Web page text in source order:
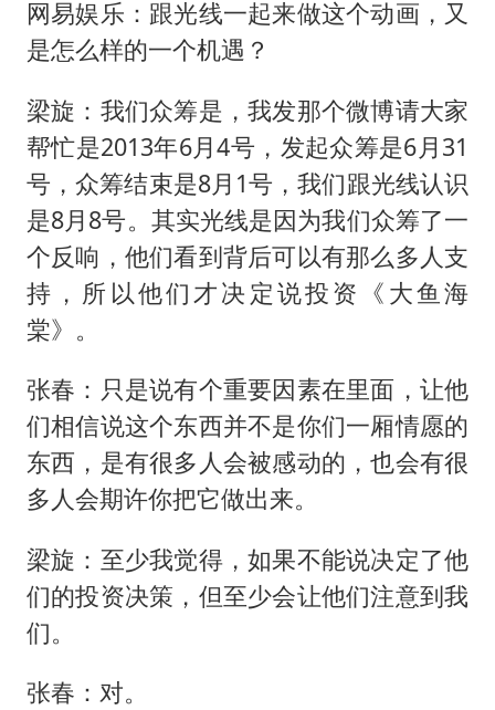
网易娱乐：跟光线一起来做这个动画，又
是怎么样的一个机遇？
梁旋：我们众筹是，我发那个微博请大家
帮忙是2013年6月4号，发起众筹是6月31
号，众筹结束是8月1号，我们跟光线认识
是8月8号。其实光线是因为我们众筹了一
个反响，他们看到背后可以有那么多人支
持，所以他们才决定说投资《大鱼海
棠》。
张春：只是说有个重要因素在里面，让他
们相信说这个东西并不是你们一厢情愿的
东西，是有很多人会被感动的，也会有很
多人会期许你把它做出来。
梁旋：至少我觉得，如果不能说决定了他
们的投资决策，但至少会让他们注意到我
们。
张春：对。